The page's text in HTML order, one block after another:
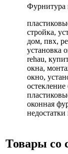
Фурнитура
стройка,
дом, пвх,
установка
rehau,
окна,
окно,
оконная
Товары со